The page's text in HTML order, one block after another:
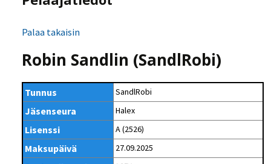
Palaa takaisin
Robin Sandlin (SandlRobi)
Tunnus SandlRobi
Jäsenseura Halex
Lisenssi A (2526)
Maksupäivä 27.09.2025